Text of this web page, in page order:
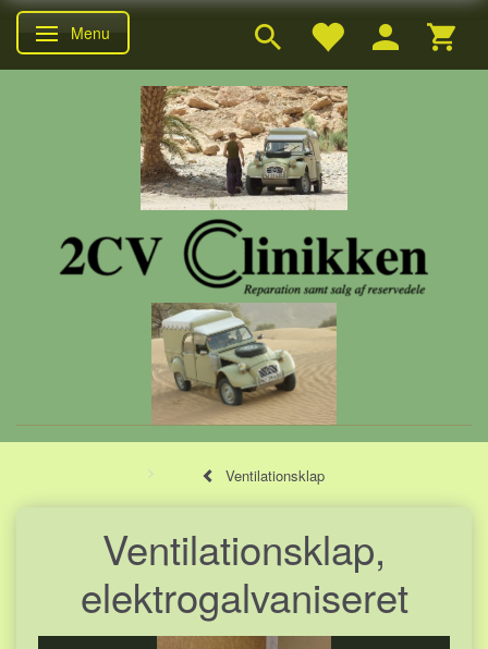
Skifte navigation
Menu
Ventilationsklap
Ventilationsklap,
elektrogalvaniseret